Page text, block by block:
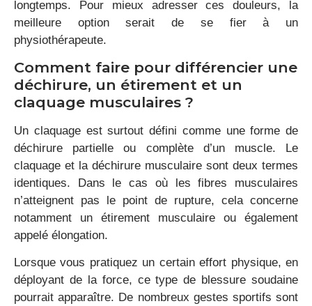
longtemps. Pour mieux adresser ces douleurs, la
meilleure option serait de se fier à un
physiothérapeute.
Comment faire pour différencier une
déchirure, un étirement et un
claquage musculaires ?
Un claquage est surtout défini comme une forme de
déchirure partielle ou complète d’un muscle. Le
claquage et la déchirure musculaire sont deux termes
identiques. Dans le cas où les fibres musculaires
n’atteignent pas le point de rupture, cela concerne
notamment un étirement musculaire ou également
appelé élongation.
Lorsque vous pratiquez un certain effort physique, en
déployant de la force, ce type de blessure soudaine
pourrait apparaître. De nombreux gestes sportifs sont